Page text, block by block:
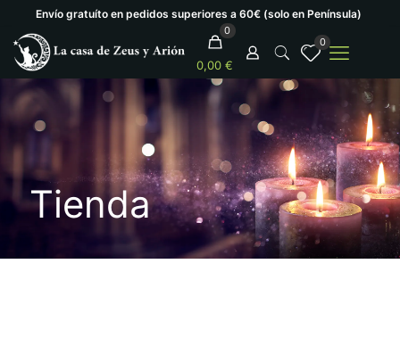
Envío gratuíto en pedidos superiores a 60€ (solo en Península)
0
0,00 €
0
Tienda